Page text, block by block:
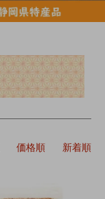
価格順 新着順